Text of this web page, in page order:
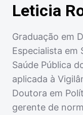
Leticia
Graduação em
Especialista em
Saúde Pública
aplicada à
Doutora em
gerente de